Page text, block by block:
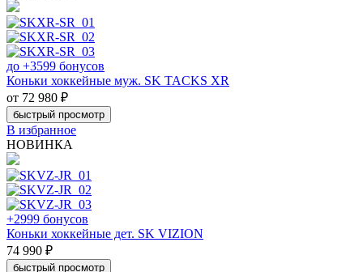
до +3599 бонусов
Коньки хоккейные муж. SK TACKS XR
от 72 980 ₽
быстрый просмотр
В избранное
НОВИНКА
+2999 бонусов
Коньки хоккейные дет. SK VIZION
74 990 ₽
быстрый просмотр